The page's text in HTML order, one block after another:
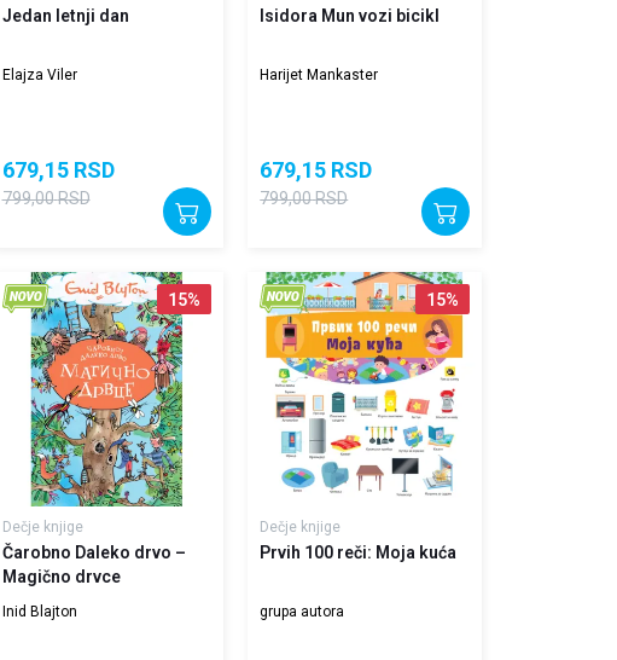
Jedan letnji dan
Elajza Viler
679,15 RSD
799,00RSD
Isidora Mun vozi bicikl
Harijet Mankaster
679,15 RSD
799,00RSD
15%
Dečje knjige
Čarobno Daleko drvo –
Magično drvce
Inid Blajton
15%
Dečje knjige
Prvih 100 reči: Moja kuća
grupa autora